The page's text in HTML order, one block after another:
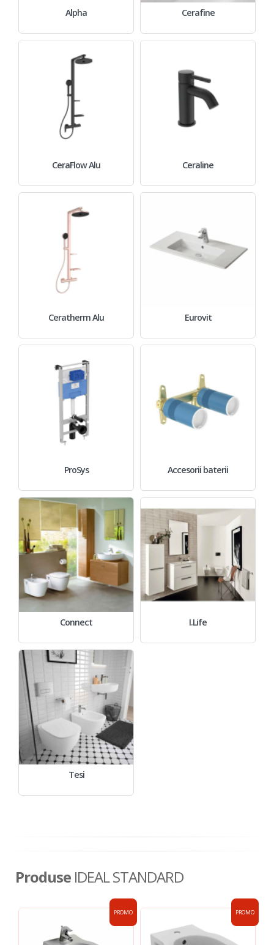
Alpha Cerafine
CeraFlow Alu Ceraline
Ceratherm Alu Eurovit
ProSys Accesorii baterii
Connect I.Life
Tesi
Produse IDEAL STANDARD
PROMO PROMO